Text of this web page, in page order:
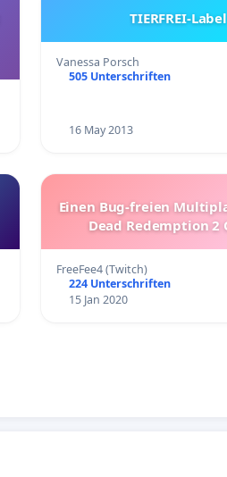
TIERFREI-Label
Vanessa Porsch
505 Unterschriften
16 May 2013
Einen Bug-freien
Dead Redemption 2
FreeFee4 (Twitch)
224 Unterschriften
15 Jan 2020